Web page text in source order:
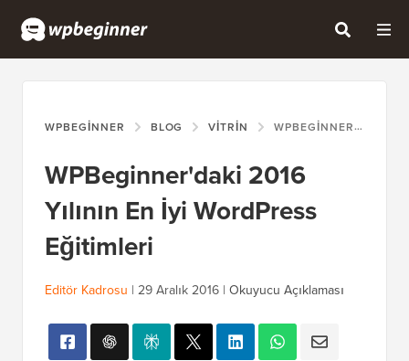
WPBEGINNER BLOG VITRIN WPBEGINNER'DAKI 2016 YILININ EN İYI WORDPRESS EĞITIMLERI
WPBeginner'daki 2016
Yılının En İyi WordPress
Eğitimleri
Editör Kadrosu | 29 Aralık 2016 | Okuyucu Açıklaması